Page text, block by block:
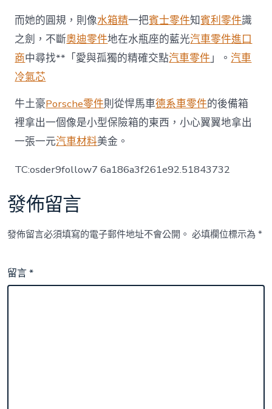
起
配
合
文
件
儀
式〉
中
而她的圓規，則像水箱精一把賓士零件知賓利零件識
之劍，不斷奧迪零件地在水瓶座的藍光汽車零件進口
商中尋找**「愛與孤獨的精確交點汽車零件」。汽車
冷氣芯
牛土豪Porsche零件則從悍馬車德系車零件的後備箱
裡拿出一個像是小型保險箱的東西，小心翼翼地拿出
一張一元汽車材料美金。
TC:osder9follow7 6a186a3f261e92.51843732
發佈留言
發佈留言必須填寫的電子郵件地址不會公開。 必填欄位標示為*
留言*